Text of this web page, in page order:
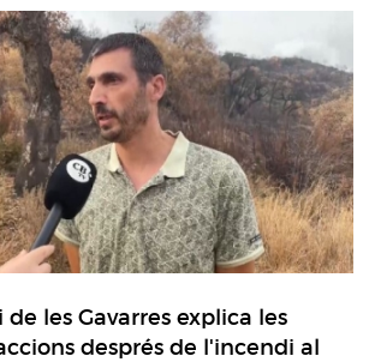
de les Gavarres explica les
després de l'incendi al